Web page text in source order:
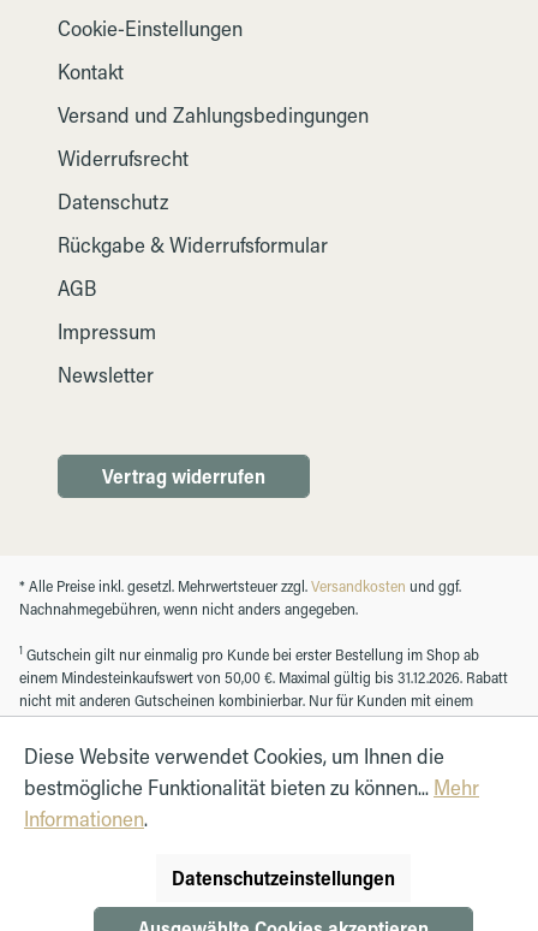
Cookie-Einstellungen
Kontakt
Versand und Zahlungsbedingungen
Widerrufsrecht
Datenschutz
Rückgabe & Widerrufsformular
AGB
Impressum
Newsletter
Vertrag widerrufen
* Alle Preise inkl. gesetzl. Mehrwertsteuer zzgl.Versandkosten und ggf.
Nachnahmegebühren, wenn nicht anders angegeben.
1 Gutschein gilt nur einmalig pro Kunde bei erster Bestellung im Shop ab
einem Mindesteinkaufswert von 50,00 €. Maximal gültig bis 31.12.2026. Rabatt
nicht mit anderen Gutscheinen kombinierbar. Nur für Kunden mit einem
registrierten Kundenkonto.
Diese Website verwendet Cookies, um Ihnen die
bestmögliche Funktionalität bieten zu können... Mehr
Informationen.
Datenschutzeinstellungen